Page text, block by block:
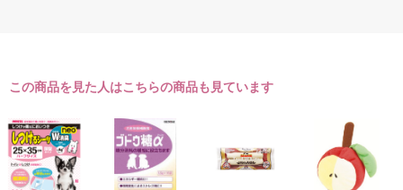
この商品を見た人はこちらの商品も見ています